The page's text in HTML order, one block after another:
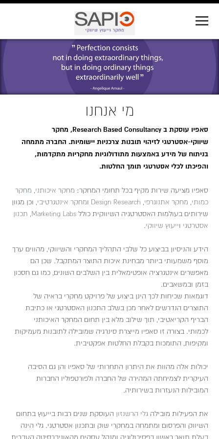
Jump to navigation
מי אנחנו
סאפיו עוסקת ב Research Based Consultancy, מחקר
שיווקי-אסטרטגי לזיהוי תובנות צרכניות יישומיות. החברה מתמחה
בניתוח של מידע באמצעות מתודולוגיות מחקריות מתקדמות,
והפיכתו לכלי אסטרטגי תומך החלטות.
סאפיו מציעה שירות מקיף בכל תחומי המחקר: מחקר איכותני מחקר
כמותי מחקר אתנוגרפי Design Research ומחקר אינטגרטיבי , וכן מגוון
שירותים בעולמות האסטרטגיה השיווקית כוללMarketing Labs תכנון
אסטרטגי וייעוץ שיווקי
הידע והניסיון בביצוע כל שלבי התהליך המחקרי והשיווקי, מהווים ערך
מוסף משמעותי ביותר מבחינת איכות התוצר המתקבל. שכן הם
מאפשרים אינטגרציה אופטימאלית בין השלבים השונים, כמו גם חסכון
בזמן ובמשאבים.
דוגמאות שכיחות לכך הינן ביצוע של פרויקט מחקרי בראיה של
התוצרים הנדרשים לאחר מכן בשלב התכנון האסטרטגי או כתיבת
הבריף הקריאטיבי, תוך שילוב מלא בין תחום המחקר האיכותני
לכמותי. בצורה זו סאפיו מייצרת סינרגיה שמובילה לתובנות מעמיקות
ומקיפות, התומכות בקבלת החלטות אפקטיבית.
יכולות אלה מהוות את היתרון התחרותי של סאפיו והן גם הסיבה
העיקרית לצמיחתה המהירה של החברה ולפורטפוליו החברות
המובילות הנעזרות בשירותיה.
את הפעילות מובילהגלי הרשנזון העוסקת שנים רבות בייעוץ בתחום
השיווק והפרסום ומתמחה במחקרי שוק ובתכנון אסטרטגי. גלי הינה
בעלת תואר ראשון בפסיכולוגיה ומנהל עסקים מהאוניברסיטה העברית